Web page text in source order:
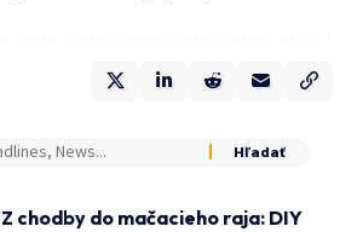
Z chodby do mačacieho raja: DIY